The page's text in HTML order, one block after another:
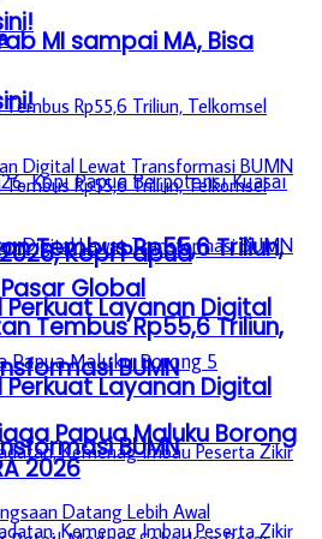
Tembus Rp55,6 Triliun,
Perkuat Layanan Digital
BUMN
MI sampai MA, Bisa
Tembus Rp55,6 Triliun,
Perkuat Layanan Digital
BUMN
Kopi Papua
Global
Papua Maluku Borong
2026